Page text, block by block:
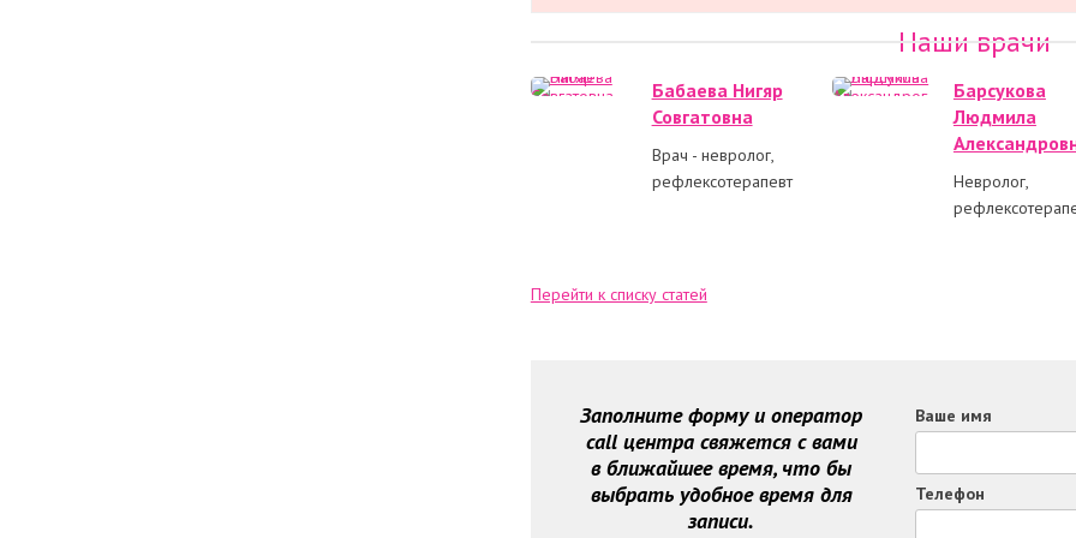
Наши врачи
Бабаева Нигяр
Совгатовна
Врач - невролог,
рефлексотерапевт
Барсукова
Людмила
Невролог,
Перейти к списку статей
Заполните форму и оператор
call центра свяжется с вами
в ближайшее время, что бы
выбрать удобное время для
записи.
Ваше имя
Телефон